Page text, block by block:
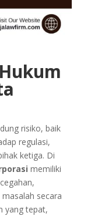
risiko, baik
regulasi,
ketiga. Di
memiliki
secara
yang tepat,